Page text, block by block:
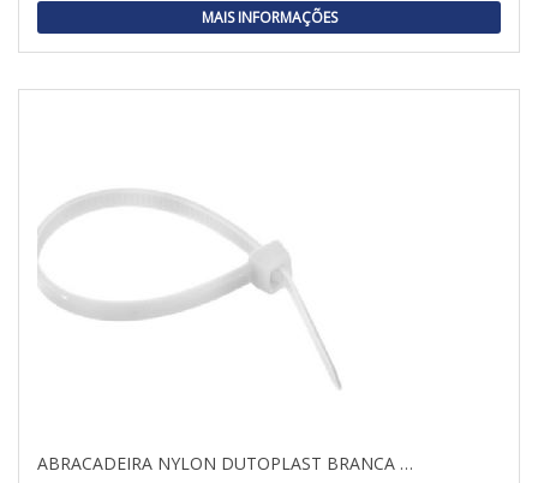
MAIS INFORMAÇÕES
ABRACADEIRA NYLON DUTOPLAST BRANCA …